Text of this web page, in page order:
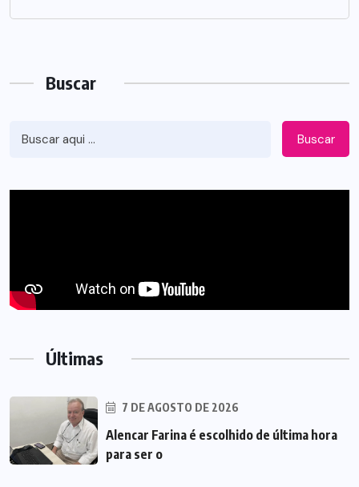
Buscar
Buscar
Últimas
7 DE AGOSTO DE 2026
Alencar Farina é escolhido de última hora
para ser o